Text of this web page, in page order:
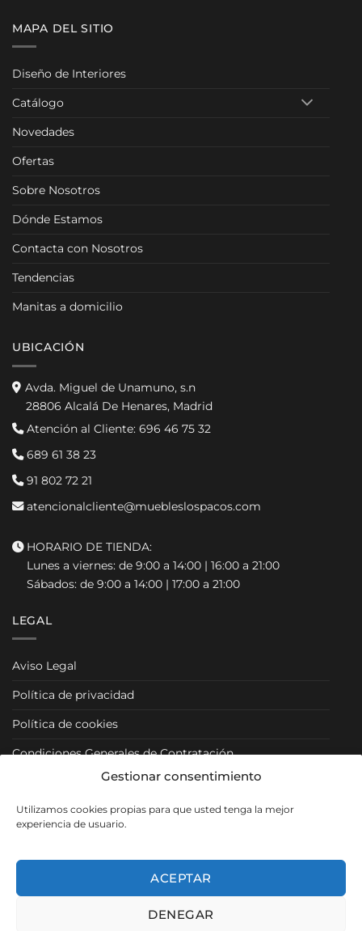
Gestionar consentimiento
Utilizamos cookies propias para que usted tenga la mejor
experiencia de usuario.
ACEPTAR
DENEGAR
MAPA DEL SITIO
Diseño de Interiores
Catálogo
Novedades
Ofertas
Sobre Nosotros
Dónde Estamos
Contacta con Nosotros
Tendencias
Manitas a domicilio
UBICACIÓN
Avda. Miguel de Unamuno, s.n
28806 Alcalá De Henares, Madrid
Atención al Cliente: 696 46 75 32
689 61 38 23
91 802 72 21
atencionalcliente@muebleslospacos.com
HORARIO DE TIENDA:
Lunes a viernes: de 9:00 a 14:00 | 16:00 a 21:00
Sábados: de 9:00 a 14:00 | 17:00 a 21:00
LEGAL
Aviso Legal
Política de privacidad
Política de cookies
Condiciones Generales de Contratación
Condiciones Particulares
Política de Venta y Cancelación/Devolución